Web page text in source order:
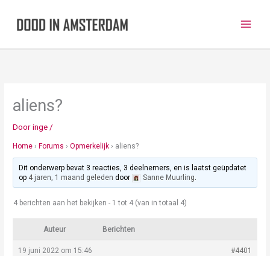
aliens?
Dooringe /
Home › Forums › Opmerkelijk › aliens?
Dit onderwerp bevat 3 reacties, 3 deelnemers, en is laatst geüpdatet
op 4 jaren, 1 maand geleden door Sanne Muurling.
4 berichten aan het bekijken - 1 tot 4 (van in totaal 4)
Auteur Berichten
19 juni 2022 om 15:46 #4401